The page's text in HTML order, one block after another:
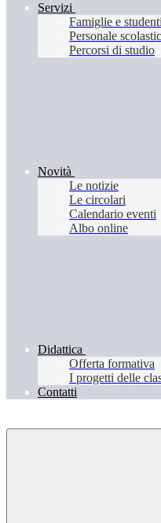
Servizi
Famiglie e studenti
Personale
Percorsi di studio
Novità
Le notizie
Le circolari
Calendario eventi
Albo online
Didattica
Offerta formativa
I progetti delle
Contatti